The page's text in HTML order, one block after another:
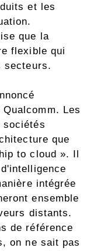
et les
que la
flexible qui
secteurs.
Les
sociétés
que
to cloud ». Il
intégrée
ensemble
distants.
de référence
on ne sait pas